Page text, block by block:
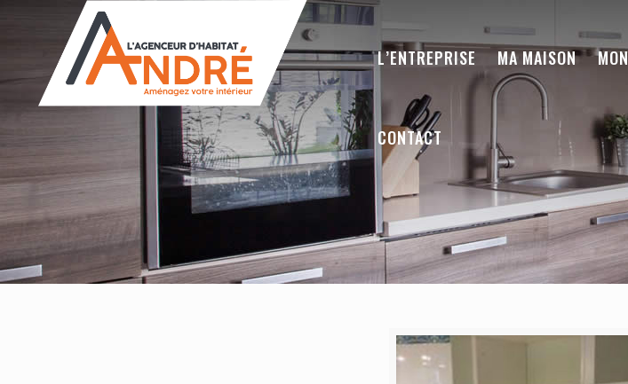
L’ENTREPRISE MA MAISON
CONTACT